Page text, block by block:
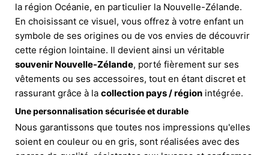
la région Océanie, en particulier la Nouvelle-Zélande.
En choisissant ce visuel, vous offrez à votre enfant un
symbole de ses origines ou de vos envies de découvrir
cette région lointaine. Il devient ainsi un véritable
souvenir Nouvelle-Zélande, porté fièrement sur ses
vêtements ou ses accessoires, tout en étant discret et
rassurant grâce à la collection pays / région intégrée.
Une personnalisation sécurisée et durable
Nous garantissons que toutes nos impressions qu'elles
soient en couleur ou en gris, sont réalisées avec des